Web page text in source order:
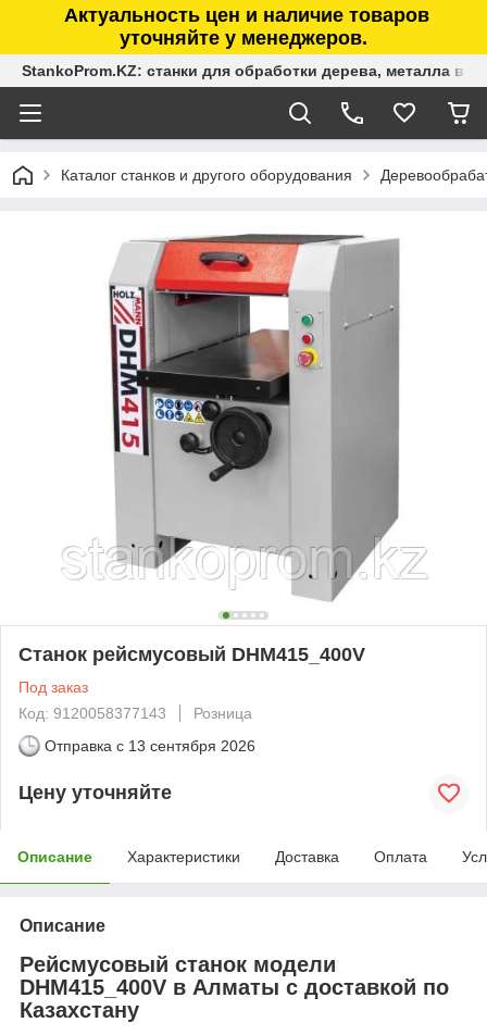
Актуальность цен и наличие товаров
уточняйте у менеджеров.
StankoProm.KZ: станки для обработки дерева, металла в
Каталог станков и другого оборудования
Станок рейсмусовый DHM415_400V
Под заказ
Код: 9120058377143
Розница
Отправка с 13 сентября 2026
Цену уточняйте
Описание Характеристики Доставка Оплата
Описание
Рейсмусовый станок модели
DHM415_400V в Алматы с доставкой по
Казахстану